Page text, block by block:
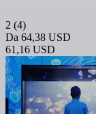
2 (4)
Da 64,38 USD
61,16 USD